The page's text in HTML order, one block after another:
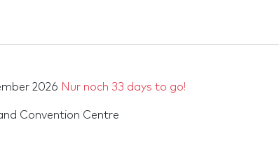
2026 Nur noch 33 days to go!
Convention Centre